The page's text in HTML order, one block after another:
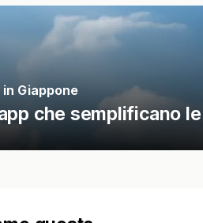
Giappone
che semplificano